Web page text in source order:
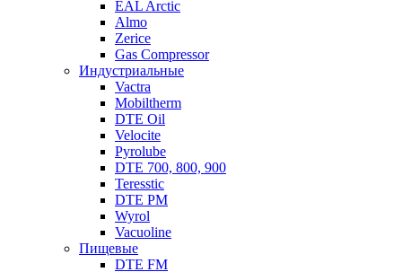
EAL Arctic
Almo
Zerice
Gas Compressor
Индустриальные
Vactra
Mobiltherm
DTE Oil
Velocite
Pyrolube
DTE 700, 800, 900
Teresstic
DTE PM
Wyrol
Vacuoline
Пищевые
DTE FM